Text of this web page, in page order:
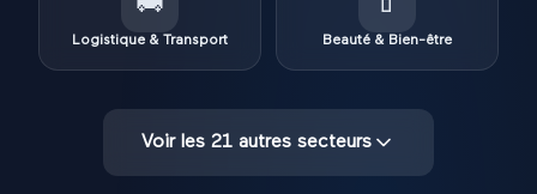
Logistique & Transport Beauté & Bien-être
Voir les 21 autres secteurs